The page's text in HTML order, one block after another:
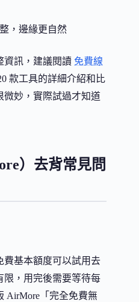
，邊緣更自然
資訊，建議閱讀 免費線
款工具的詳細介紹和比
微妙，實際試過才知道
）去背常見問
費基本額度可以試用去
限，用完後需要等待每
AirMore「完全免費無